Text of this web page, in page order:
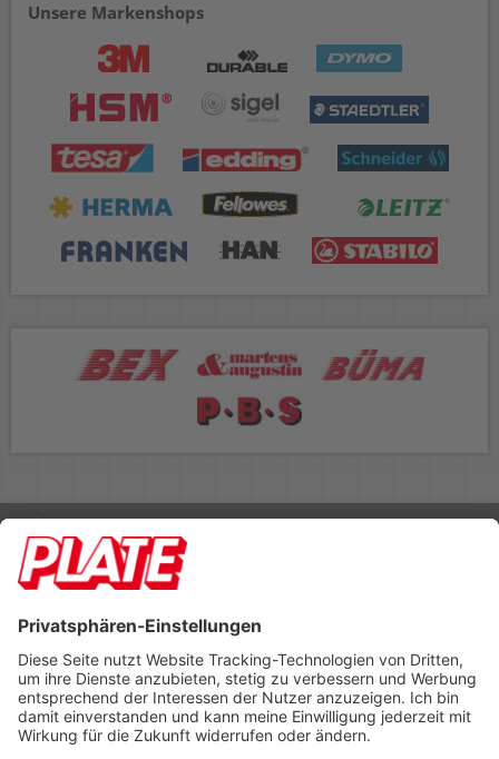
Unsere Markenshops
Rufen Sie uns an 04298 401-0
Lieferbedingungen Impressum
Footer anzeigen
PLATE Büromaterial Vertriebs GmbH
Hilligenwarf 5